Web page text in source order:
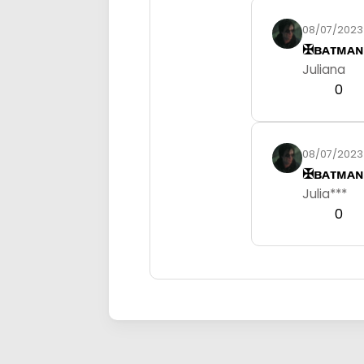
08/07/2023
Juliana
0
08/07/2023
Julia***
0